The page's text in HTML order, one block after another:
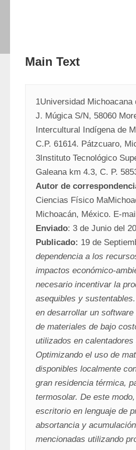
Main Text
1Universidad
J. Múgica S/N, 58060
Intercultural Indígena de
C.P. 61614. Pátzcuaro,
3Instituto Tecnológico
Galeana km 4.3, C. P.
Autor de
Ciencias Físico
Michoacán, México. E-
Enviado: 3 de Junio del
Publicado: 19 de
dependencia a los
impactos económico-
necesario incentivar la
asequibles y
en desarrollar un
de materiales de bajo
utilizados en
Optimizando el uso de
disponibles localmente
gran residencia térmica,
termosolar. De este
escritorio en lenguaje de
absortancia y
mencionadas utilizando